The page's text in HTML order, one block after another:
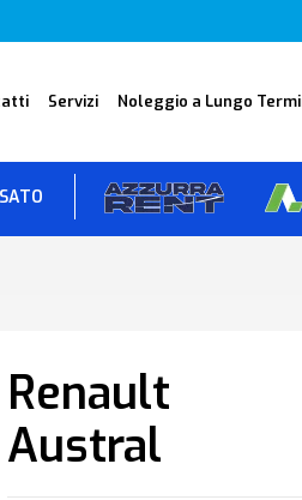
Servizi Noleggio a Lungo
Renault
Austral